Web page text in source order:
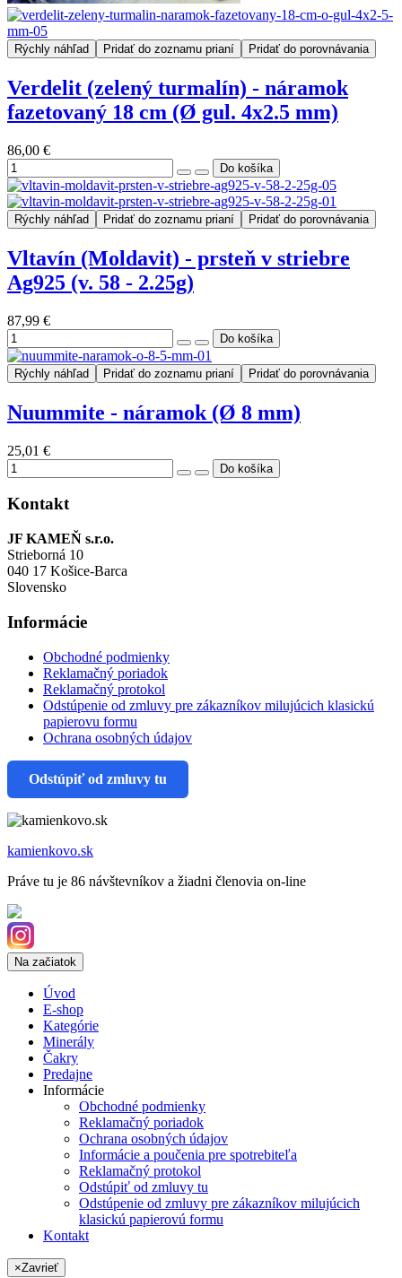
Rýchly náhľad Pridať do zoznamu prianí Pridať do porovnávania
Verdelit (zelený turmalín) - náramok
fazetovaný 18 cm (Ø gul. 4x2.5 mm)
86,00 €
Rýchly náhľad Pridať do zoznamu prianí Pridať do porovnávania
Vltavín (Moldavit) - prsteň v striebre
Ag925 (v. 58 - 2.25g)
87,99 €
Rýchly náhľad Pridať do zoznamu prianí Pridať do porovnávania
Nuummite - náramok (Ø 8 mm)
25,01 €
Kontakt
JF KAMEŇ s.r.o.
Strieborná 10
040 17 Košice-Barca
Slovensko
Informácie
Obchodné podmienky
Reklamačný poriadok
Reklamačný protokol
Odstúpenie od zmluvy pre zákazníkov milujúcich klasickú
papierovu formu
Ochrana osobných údajov
Odstúpiť od zmluvy tu
kamienkovo.sk
Práve tu je 86 návštevníkov a žiadni členovia on-line
Na začiatok
Úvod
E-shop
Kategórie
Minerály
Čakry
Predajne
Informácie
Obchodné podmienky
Reklamačný poriadok
Ochrana osobných údajov
Informácie a poučenia pre spotrebiteľa
Reklamačný protokol
Odstúpiť od zmluvy tu
Odstúpenie od zmluvy pre zákazníkov milujúcich
klasickú papierovú formu
Kontakt
×Zavrieť